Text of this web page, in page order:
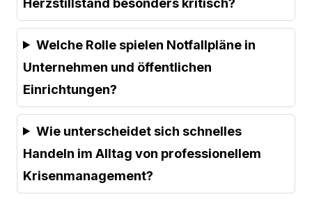
Welche Rolle spielen Notfallpläne in
Unternehmen und öffentlichen
Einrichtungen?
Wie unterscheidet sich schnelles
Handeln im Alltag von professionellem
Krisenmanagement?